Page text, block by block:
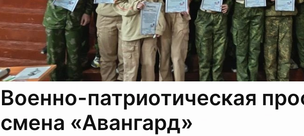
Военно-патриотическая
смена «Авангард»